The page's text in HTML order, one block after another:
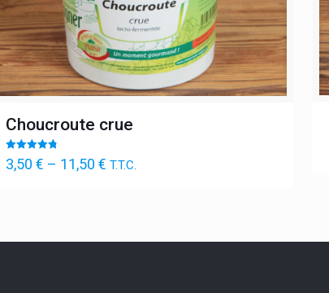
Choucroute crue
Note
4.75
3,50€ – 11,50€ T.T.C.